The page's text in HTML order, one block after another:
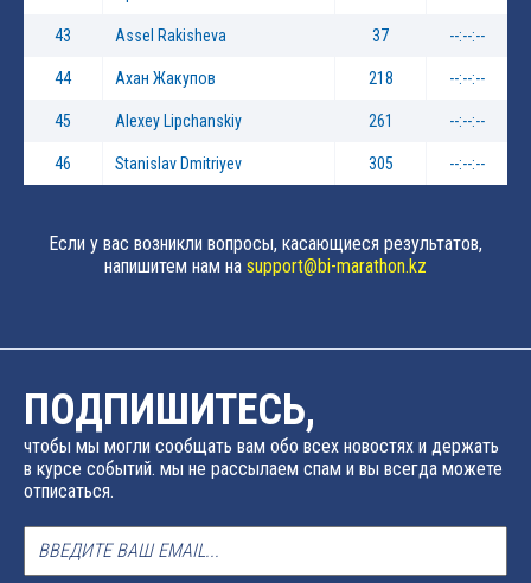
43 Assel Rakisheva 37 --:--:--
44 Ахан Жакупов 218 --:--:--
45 Alexey Lipchanskiy 261 --:--:--
46 Stanislav Dmitriyev 305 --:--:--
Если у вас возникли вопросы, касающиеся результатов,
напишитем нам на support@bi-marathon.kz
ПОДПИШИТЕСЬ,
чтобы мы могли сообщать вам обо всех новостях и держать
в курсе событий. мы не рассылаем спам и вы всегда можете
отписаться.